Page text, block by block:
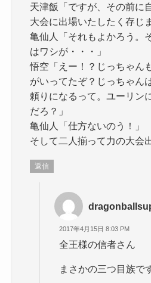
天津飯「ですが、その前に
大会に出場いたしたく存じ
亀仙人「それもよかろう。
はワシが・・・」
悟空「えー！？じっちゃん
がいってたぞ？じっちゃん
頼りになるって。ユーリン
だろ？」
亀仙人「仕方ないのう！」
そして二人揃って力の大会
返信
2017年4月15日 8:03 PM
全王様の信者さん
まさかの三つ目族で